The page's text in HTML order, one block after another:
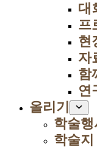
대
프
현
자
함
연
올리기
학술행
학술지